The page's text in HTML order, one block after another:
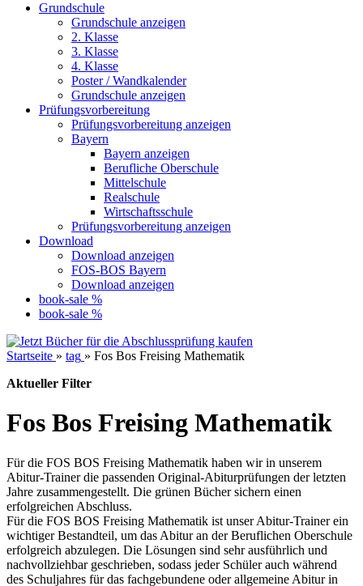
Grundschule
Grundschule anzeigen
2. Klasse
3. Klasse
4. Klasse
Poster / Wandkalender
Grundschule anzeigen
Prüfungsvorbereitung
Prüfungsvorbereitung anzeigen
Bayern
Bayern anzeigen
Berufliche Oberschule
Mittelschule
Realschule
Wirtschaftsschule
Prüfungsvorbereitung anzeigen
Download
Download anzeigen
FOS-BOS Bayern
Download anzeigen
book-sale %
book-sale %
Startseite » tag » Fos Bos Freising Mathematik
Aktueller Filter
Fos Bos Freising Mathematik
Für die FOS BOS Freising Mathematik haben wir in unserem
Abitur-Trainer die passenden Original-Abiturprüfungen der letzten
Jahre zusammengestellt. Die grünen Bücher sichern einen
erfolgreichen Abschluss.
Für die FOS BOS Freising Mathematik ist unser Abitur-Trainer ein
wichtiger Bestandteil, um das Abitur an der Beruflichen Oberschule
erfolgreich abzulegen. Die Lösungen sind sehr ausführlich und
nachvollziehbar geschrieben, sodass jeder Schüler auch während
des Schuljahres für das fachgebundene oder allgemeine Abitur in